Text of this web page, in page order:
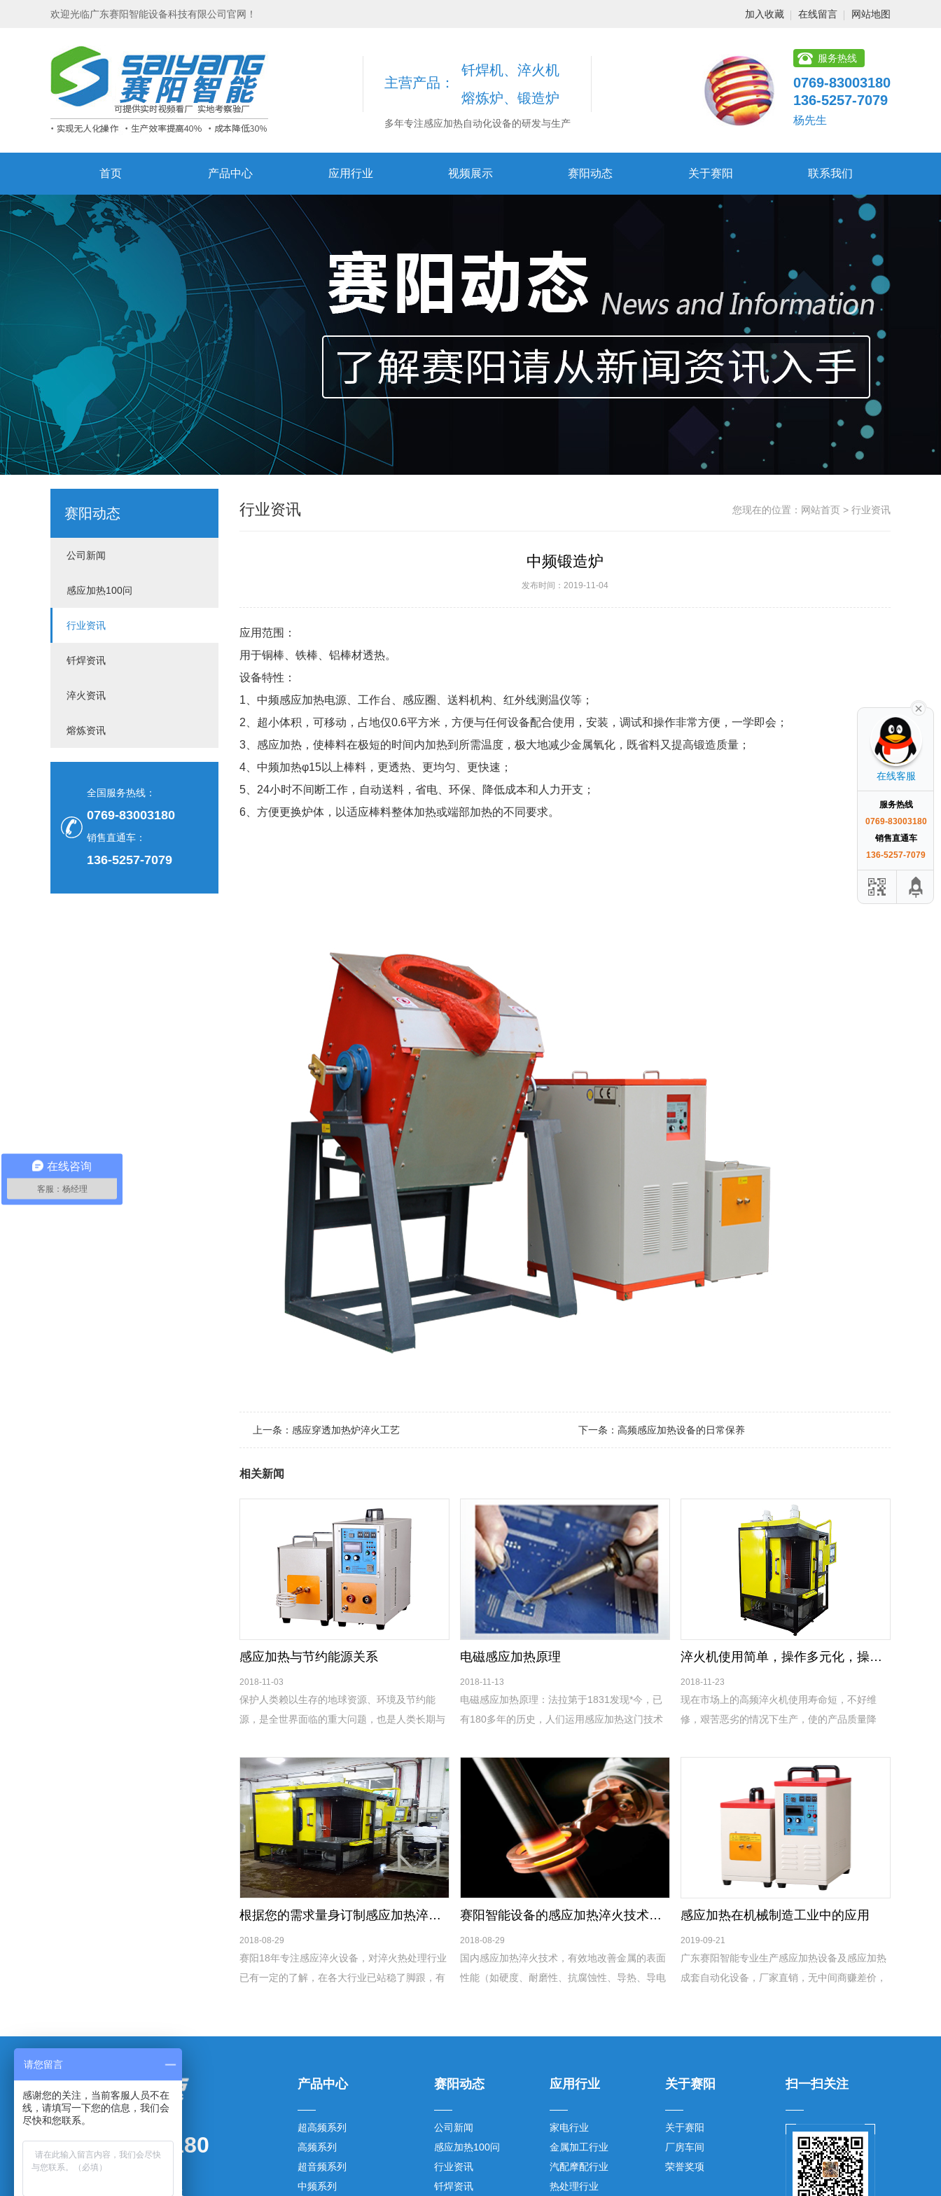
欢迎光临广东赛阳智能设备科技有限公司官网！ 加入收藏 在线留言 网站地图
主营产品：
钎焊机、淬火机
熔炼炉、锻造炉
多年专注感应加热自动化设备的研发与生产
服务热线
0769-83003180
136-5257-7079
杨先生
首页 产品中心 应用行业 视频展示 赛阳动态 关于赛阳 联系我们
赛阳动态
公司新闻
感应加热100问
行业资讯
钎焊资讯
淬火资讯
熔炼资讯
全国服务热线：
0769-83003180
销售直通车：
136-5257-7079
行业资讯 您现在的位置： 网站首页 > 行业资讯
中频锻造炉
发布时间：2019-11-04
应用范围：
用于铜棒、铁棒、铝棒材透热。
设备特性：
1、中频感应加热电源、工作台、感应圈、送料机构、红外线测温仪等；
2、超小体积，可移动，占地仅0.6平方米，方便与任何设备配合使用，安装，调试和操作非常方便，一学即会；
3、感应加热，使棒料在极短的时间内加热到所需温度，极大地减少金属氧化，既省料又提高锻造质量；
4、中频加热φ15以上棒料，更透热、更均匀、更快速；
5、24小时不间断工作，自动送料，省电、环保、降低成本和人力开支；
6、方便更换炉体，以适应棒料整体加热或端部加热的不同要求。
上一条： 感应穿透加热炉淬火工艺 下一条： 高频感应加热设备的日常保养
相关新闻
感应加热与节约能源关系
2018-11-03
保护人类赖以生存的地球资源、环境及节约能
源，是全世界面临的重大问题，也是人类长期与
面临新一轮以环境为特征的技术革命中表现出积
极性和责任感。
电磁感应加热原理
2018-11-13
电磁感应加热原理：法拉第于1831发现*今，已
有180多年的历史，人们运用感应加热这门技术
时间。
淬火机使用简单，操作多元化，操作方便！
2018-11-23
现在市场上的高频淬火机使用寿命短，不好维
修，艰苦恶劣的情况下生产，使的产品质量降
我们公司的高频淬火机行业一流
根据您的需求量身订制感应加热淬火设备
2018-08-29
赛阳18年专注感应淬火设备，对淬火热处理行业
已有一定的了解，在各大行业已站稳了脚跟，有
能。
赛阳智能设备的感应加热淬火技术具有哪些让您选择的重要优点
2018-08-29
国内感应加热淬火技术，有效地改善金属的表面
性能（如硬度、耐磨性、抗腐蚀性、导热、导电
感应加热在机械制造工业中的应用
2019-09-21
广东赛阳智能专业生产感应加热设备及感应加热
成套自动化设备，厂家直销，无中间商赚差价，
0769-83003180
传真：0769-83003181
手机：136-5257-7079 杨先生
产品中心
超高频系列
高频系列
超音频系列
中频系列
赛阳动态
公司新闻
感应加热100问
行业资讯
钎焊资讯
应用行业
家电行业
金属加工行业
汽配摩配行业
热处理行业
关于赛阳
关于赛阳
厂房车间
荣誉奖项
扫一扫关注
在线客服
服务热线
0769-83003180
销售直通车
136-5257-7079
在线咨询
客服：杨经理
请您留言
感谢您的关注，当前客服人员不在
线，请填写一下您的信息，我们会
尽快和您联系。